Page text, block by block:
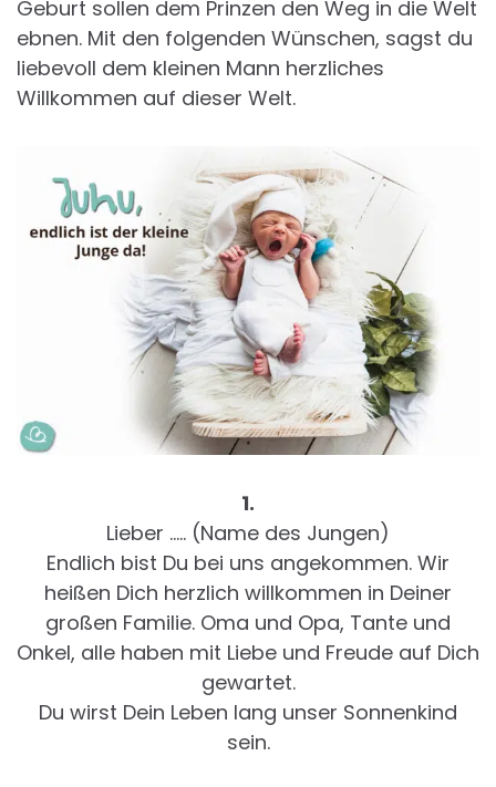
Geburt sollen dem Prinzen den Weg in die Welt
ebnen. Mit den folgenden Wünschen, sagst du
liebevoll dem kleinen Mann herzliches
Willkommen auf dieser Welt.
1.
Lieber ….. (Name des Jungen)
Endlich bist Du bei uns angekommen. Wir
heißen Dich herzlich willkommen in Deiner
großen Familie. Oma und Opa, Tante und
Onkel, alle haben mit Liebe und Freude auf Dich
gewartet.
Du wirst Dein Leben lang unser Sonnenkind
sein.